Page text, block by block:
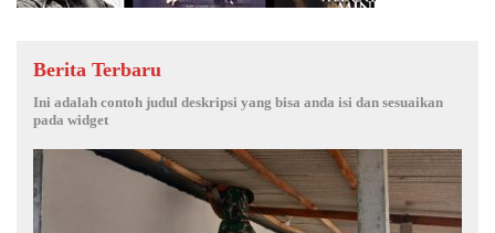
Berita Terbaru
Ini adalah contoh judul deskripsi yang bisa anda isi dan sesuaikan
pada widget